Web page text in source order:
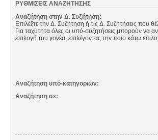
ΡΥΘΜΊΣΕΙΣ ΑΝΑΖΉΤΗΣΗΣ
Αναζήτηση στην Δ. Συζήτηση:
Επιλέξτε την Δ. Συζήτηση ή τις Δ. Συζητήσεις που
Για ταχύτητα όλες οι υπό-συζητήσεις μπορούν να
επιλογή του γονέα, επιλέγοντας την ποιο κάτω
Αναζήτηση υπό-κατηγοριών:
Αναζήτηση σε: